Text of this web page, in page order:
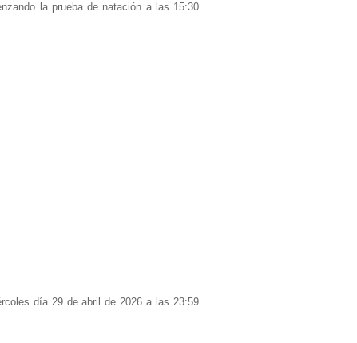
la prueba de natación a las 15:30
día 29 de abril de 2026 a las 23:59